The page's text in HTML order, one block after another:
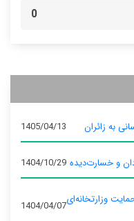
0
به زائران 1405/04/13
و خسارت‌دیده 1404/10/29
وزارتخانه‌ای1404/04/07